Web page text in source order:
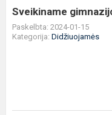
Sveikiname
Paskelbta: 2024-01-15
Kategorija: Didžiuojamės